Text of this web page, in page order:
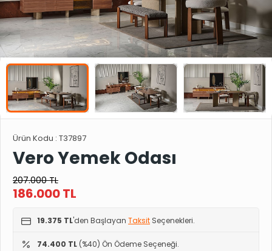
Ürün Kodu : T37897
Vero Yemek Odası
207.000TL
186.000TL
19.375 TL'den Başlayan Taksit Seçenekleri.
74.400 TL (%40) Ön Ödeme Seçeneği.